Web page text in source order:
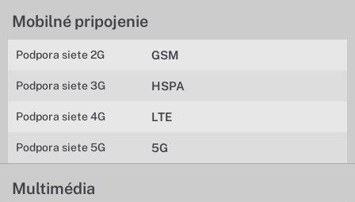
Mobilné pripojenie
Podpora siete 2G GSM
Podpora siete 3G HSPA
Podpora siete 4G LTE
Podpora siete 5G 5G
Multimédia